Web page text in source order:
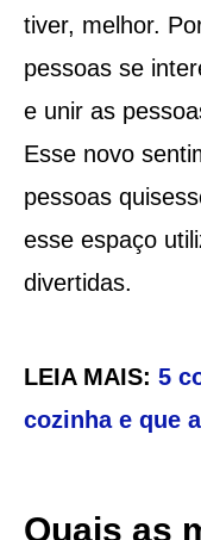
tiver, melhor.
pessoas se
e unir as
Esse novo
pessoas
esse espaço
divertidas.
LEIA MAIS: 5
cozinha e que
Quais as